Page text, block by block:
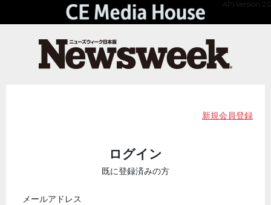
API Version 2.0
新規会員登録
ログイン
既に登録済みの方
メールアドレス